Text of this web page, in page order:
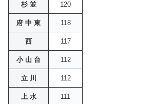
杉 並 120
府 中 東 118
西 117
小 山 台 112
立 川 112
上 水 111